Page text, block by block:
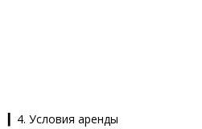
▎4. Условия аренды